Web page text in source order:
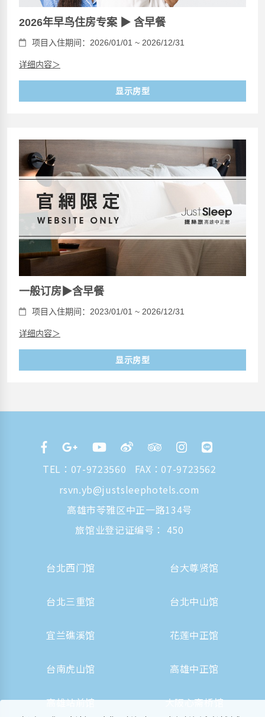
2026年早鸟住房专案 ▶ 含早餐
项目入住期间：2026/01/01 ~ 2026/12/31
详细内容＞
显示房型
一般订房▶含早餐
项目入住期间：2023/01/01 ~ 2026/12/31
详细内容＞
显示房型
TEL： 07-9723560
FAX：07-9723562
rsvn.yb@justsleephotels.com
高雄市苓雅区中正一路134号
旅馆业登记证编号： 450
台北西门馆 台大尊贤馆
台北三重馆 台北中山馆
宜兰礁溪馆 花莲中正馆
台南虎山馆 高雄中正馆
高雄站前馆 大阪心斋桥馆